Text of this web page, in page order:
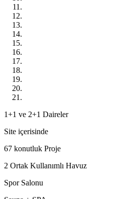
1+1 ve 2+1 Daireler
Site içerisinde
67 konutluk Proje
2 Ortak Kullanımlı Havuz
Spor Salonu